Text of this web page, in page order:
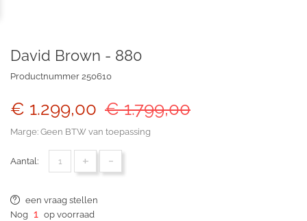
David Brown - 880
Productnummer 250610
€ 1.299,00 € 1.799,00
Marge: Geen BTW van toepassing
Aantal: + -
een vraag stellen
Nog 1 op voorraad